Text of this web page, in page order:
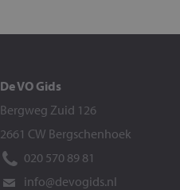
De VO Gids
Bergweg Zuid 126
2661 CW Bergschenhoek
020 570 89 81
info@devogids.nl